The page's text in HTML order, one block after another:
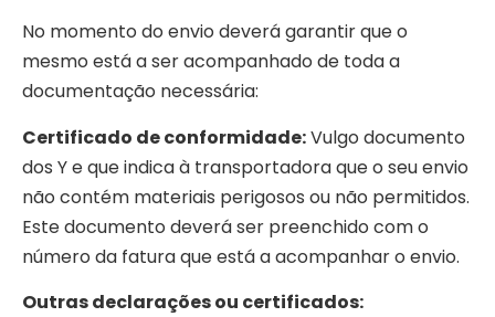
No momento do envio deverá garantir que o
mesmo está a ser acompanhado de toda a
documentação necessária:
Certificado de conformidade:Vulgo documento
dos Y e que indica à transportadora que o seu envio
não contém materiais perigosos ou não permitidos.
Este documento deverá ser preenchido com o
número da fatura que está a acompanhar o envio.
Outras declarações ou certificados: